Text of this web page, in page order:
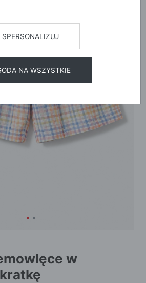
SPERSONALIZUJ
NA WSZYSTKIE